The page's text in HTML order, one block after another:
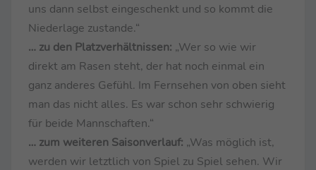
uns dann selbst eingeschenkt und so kommt die
Niederlage zustande.“
… zu den Platzverhältnissen: „Wer so wie wir
direkt am Rasen steht, der hat noch einmal ein
ganz anderes Gefühl. Im Fernsehen von oben sieht
man das nicht alles. Es war schon sehr schwierig
für beide Mannschaften.“
… zum weiteren Saisonverlauf: „Was möglich ist,
werden wir letztlich von Spiel zu Spiel sehen. Wir